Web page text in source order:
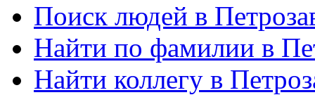
Поиск людей в
Найти по фамилии в
Найти коллегу в